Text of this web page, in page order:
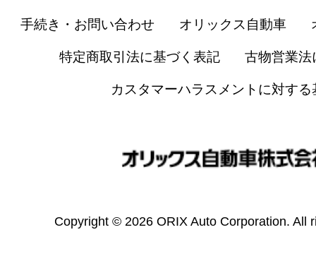
手続き・お問い合わせ オリックス自動車
特定商取引法に基づく表記 古物営業法
カスタマーハラスメントに対する
Copyright © 2026 ORIX Auto Corporation. All